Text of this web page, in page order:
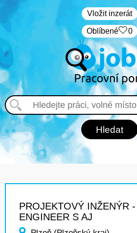
Vložit inzerát
Oblíbené 0
PROJEKTOVÝ INŽENÝR
ENGINEER S AJ